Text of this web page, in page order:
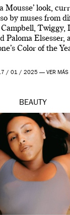
Mousse’ look,
by muses from
Twiggy,
Paloma Elsesser,
Color of the
/ 01 / 2025 — VER MÁS
BEAUTY